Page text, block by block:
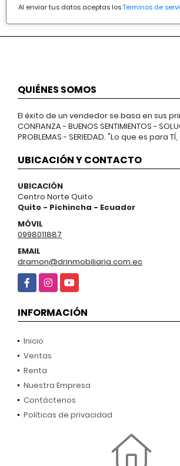
Al enviar tus datos aceptas losTérminos de
QUIÉNES SOMOS
El éxito de un vendedor se basa en sus
CONFIANZA - BUENOS SENTIMIENTOS -
PROBLEMAS - SERIEDAD. "Lo que es para
UBICACIÓN Y CONTACTO
UBICACIÓN
Centro Norte Quito
Quito - Pichincha - Ecuador
MÓVIL
0998011887
EMAIL
dramon@drinmobiliaria.com.ec
FacebookInstagram
YouTube
INFORMACIÓN
Inicio
Ventas
Renta
Nuestra Empresa
Contáctenos
Políticas de privacidad